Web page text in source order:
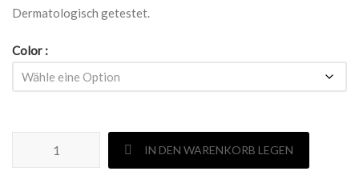
Dermatologisch getestet.
Color
ASTRA MAKE-UP GEISHA BROWS KIT Menge
IN DEN WARENKORB LEGEN